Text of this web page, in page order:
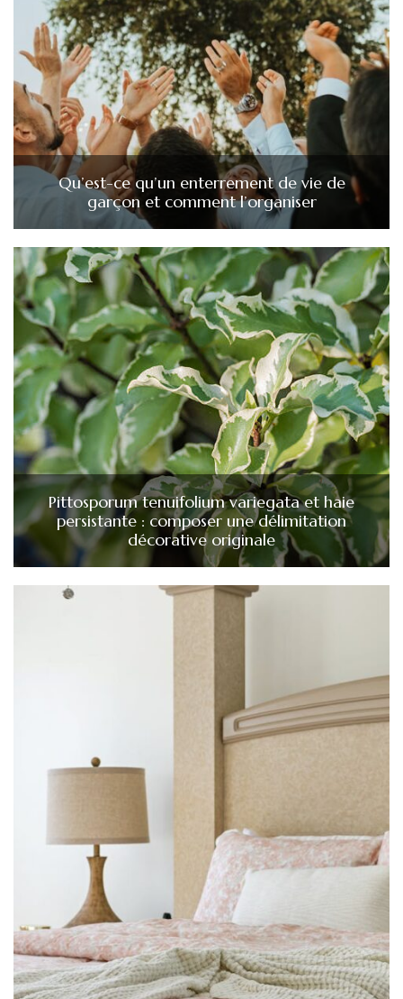
Qu’est-ce qu’un enterrement de vie de
garçon et comment l’organiser
Pittosporum tenuifolium variegata et haie
persistante : composer une délimitation
décorative originale